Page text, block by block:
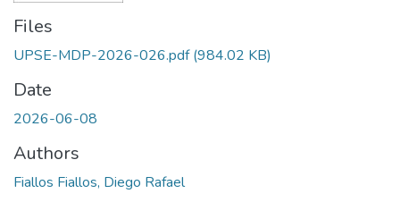
Files
UPSE-MDP-2026-026.pdf(984.02 KB)
Date
2026-06-08
Authors
Fiallos Fiallos, Diego Rafael